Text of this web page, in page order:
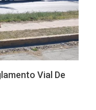
Vial De